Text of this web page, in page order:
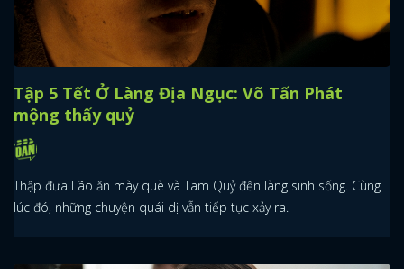
Tập 5 Tết Ở Làng Địa Ngục: Võ Tấn Phát
mộng thấy quỷ
Thập đưa Lão ăn mày què và Tam Quỷ đến làng sinh sống. Cùng
lúc đó, những chuyện quái dị vẫn tiếp tục xảy ra.